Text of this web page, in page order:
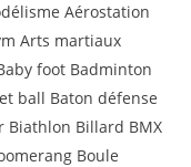
Aérostation
Arts martiaux
foot Badminton
ball Baton défense
Biathlon Billard BMX
Boule